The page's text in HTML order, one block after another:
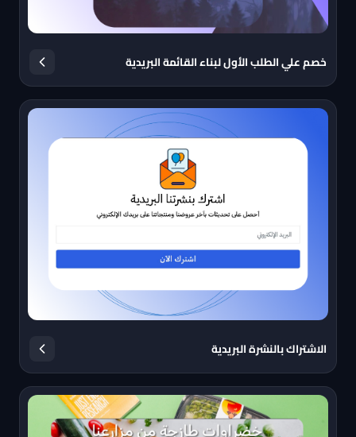
خصم علي الطلب الأول لبناء القائمة البريدية
الاشتراك بالنشرة البريدية